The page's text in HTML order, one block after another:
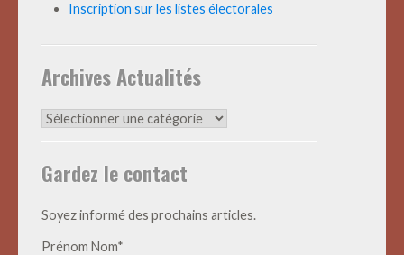
Inscription sur les listes électorales
Archives Actualités
Archives
Gardez le contact
Soyez informé des prochains articles.
Prénom Nom*